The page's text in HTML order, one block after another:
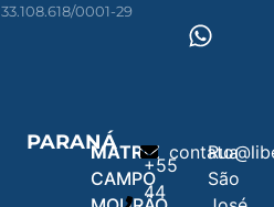
33.108.618/0001-29
PARANÁMATRIZ
CAMPO
+55
44
Rua
São